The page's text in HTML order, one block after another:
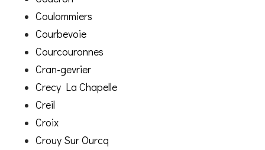
Coulommiers
Courbevoie
Courcouronnes
Cran-gevrier
Crecy La Chapelle
Creil
Croix
Crouy Sur Ourcq